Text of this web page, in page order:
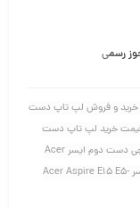
رسمی
خرید و فروش لپ تاپ دست
خرید لپ تاپ دست
لپ تاپ 15.6 اینچی دست دوم ایسر Acer
مشخصات لپ تاپ دست دوم ایسر Acer Aspire E15 E5-